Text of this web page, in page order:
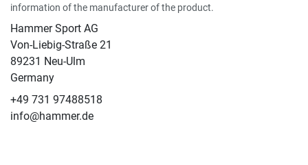
information of the manufacturer of the product.
Hammer Sport AG
Von-Liebig-Straße 21
89231 Neu-Ulm
Germany
+49 731 97488518
info@hammer.de